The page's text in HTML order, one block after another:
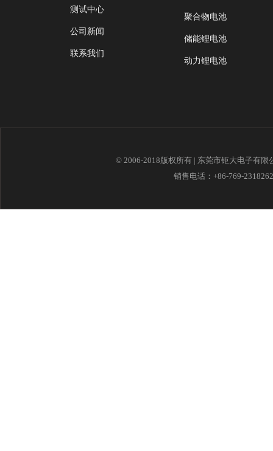
测试中心
公司新闻
联系我们
聚合物电池
储能锂电池
动力锂电池
© 2006-2018版权所有 | 东莞市钜大电子有
销售电话：+86-769-